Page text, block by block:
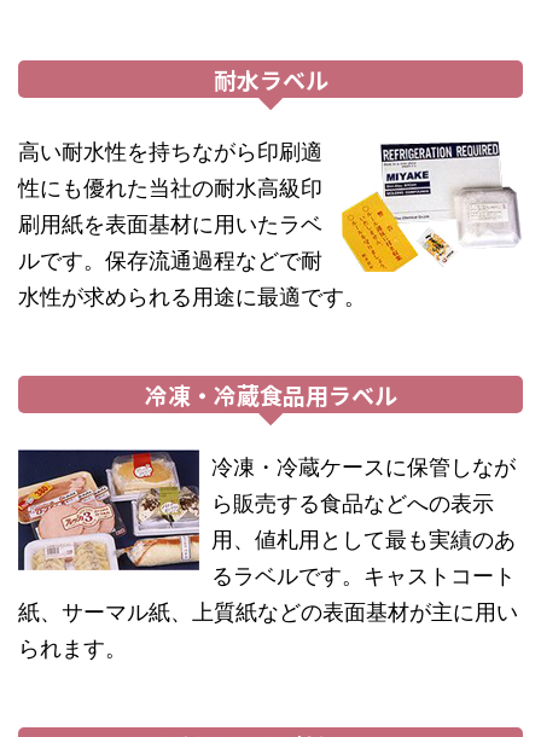
耐水ラベル
高い耐水性を持ちながら印刷適
性にも優れた当社の耐水高級印
刷用紙を表面基材に用いたラベ
ルです。保存流通過程などで耐
水性が求められる用途に最適です。
冷凍・冷蔵食品用ラベル
冷凍・冷蔵ケースに保管しなが
ら販売する食品などへの表示
用、値札用として最も実績のあ
るラベルです。キャストコート
紙、サーマル紙、上質紙などの表面基材が主に用い
られます。